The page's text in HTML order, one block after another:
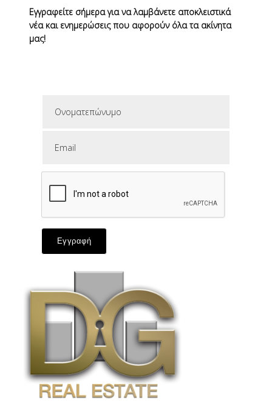
Εγγραφείτε σήμερα για να λαμβάνετε αποκλειστικά
νέα και ενημερώσεις που αφορούν όλα τα ακίνητα
μας!
Εγγραφή